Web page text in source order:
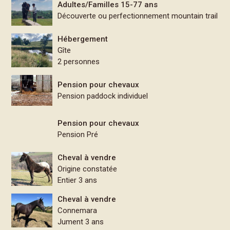
Adultes/Familles 15-77 ans
Découverte ou perfectionnement mountain trail
Hébergement
Gîte
2 personnes
Pension pour chevaux
Pension paddock individuel
Pension pour chevaux
Pension Pré
Cheval à vendre
Origine constatée
Entier 3 ans
Cheval à vendre
Connemara
Jument 3 ans